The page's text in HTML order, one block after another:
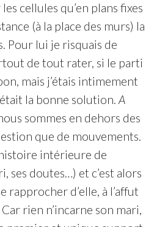
cellules qu’en plans fixes
(à la place des murs) la
Pour lui je risquais de
de tout rater, si le parti
mais j’étais intimement
la bonne solution. A
sommes en dehors des
que de mouvements.
intérieure de
ses doutes…) et c’est alors
rapprocher d’elle, à l’affut
rien n’incarne son mari,